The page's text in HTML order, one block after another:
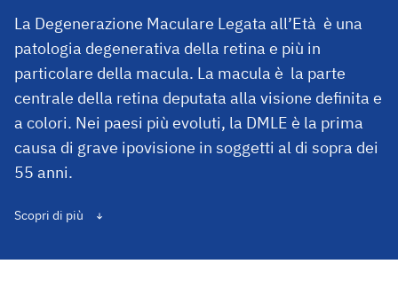
La Degenerazione Maculare Legata all’Età è una
patologia degenerativa della retina e più in
particolare della macula. La macula è la parte
centrale della retina deputata alla visione definita e
a colori. Nei paesi più evoluti, la DMLE è la prima
causa di grave ipovisione in soggetti al di sopra dei
55 anni.
Scopri di più